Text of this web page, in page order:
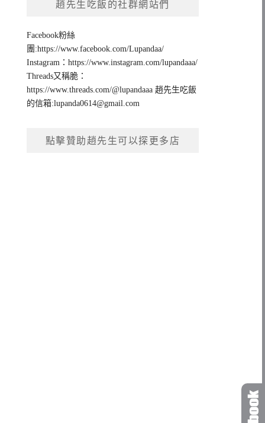
趙先生吃飯的社群網站們
Facebook粉絲
團:https://www.facebook.com/Lupandaa/
Instagram：https://www.instagram.com/lupandaaa/
Threads又稱脆：
https://www.threads.com/@lupandaaa 趙先生吃飯
的信箱:lupanda0614@gmail.com
點擊贊助趙先生可以探更多店